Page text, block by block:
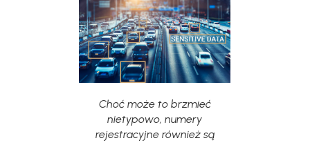
Choć może to brzmieć
nietypowo, numery
rejestracyjne również są